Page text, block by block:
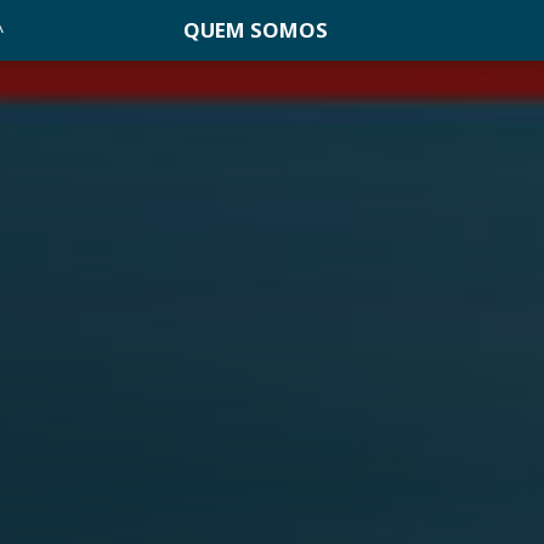
QUEM SOMOS